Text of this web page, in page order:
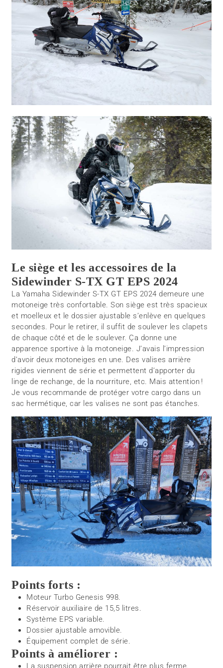
Le siège et les accessoires de la
Sidewinder S-TX GT EPS 2024
La Yamaha Sidewinder S-TX GT EPS 2024 demeure une
motoneige très confortable. Son siège est très spacieux
et moelleux et le dossier ajustable s’enlève en quelques
secondes. Pour le retirer, il suffit de soulever les clapets
de chaque côté et de le soulever. Ça donne une
apparence sportive à la motoneige. J’avais l’impression
d’avoir deux motoneiges en une. Des valises arrière
rigides viennent de série et permettent d’apporter du
linge de rechange, de la nourriture, etc. Mais attention !
Je vous recommande de protéger votre cargo dans un
sac hermétique, car les valises ne sont pas étanches.
Points forts :
Moteur Turbo Genesis 998.
Réservoir auxiliaire de 15,5 litres.
Système EPS variable.
Dossier ajustable amovible.
Équipement complet de série.
Points à améliorer :
La suspension arrière pourrait être plus ferme.